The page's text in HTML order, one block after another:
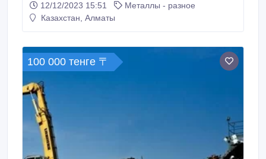
косметического продукта, так что вам не
понадобится никакая лицензия или какой-либо
этикетки «CALUANIE MUELEAR OXIDIZE».
12/12/2023 15:51
Металлы - разное
Казахстан, Алматы
100 000 тенге 〒